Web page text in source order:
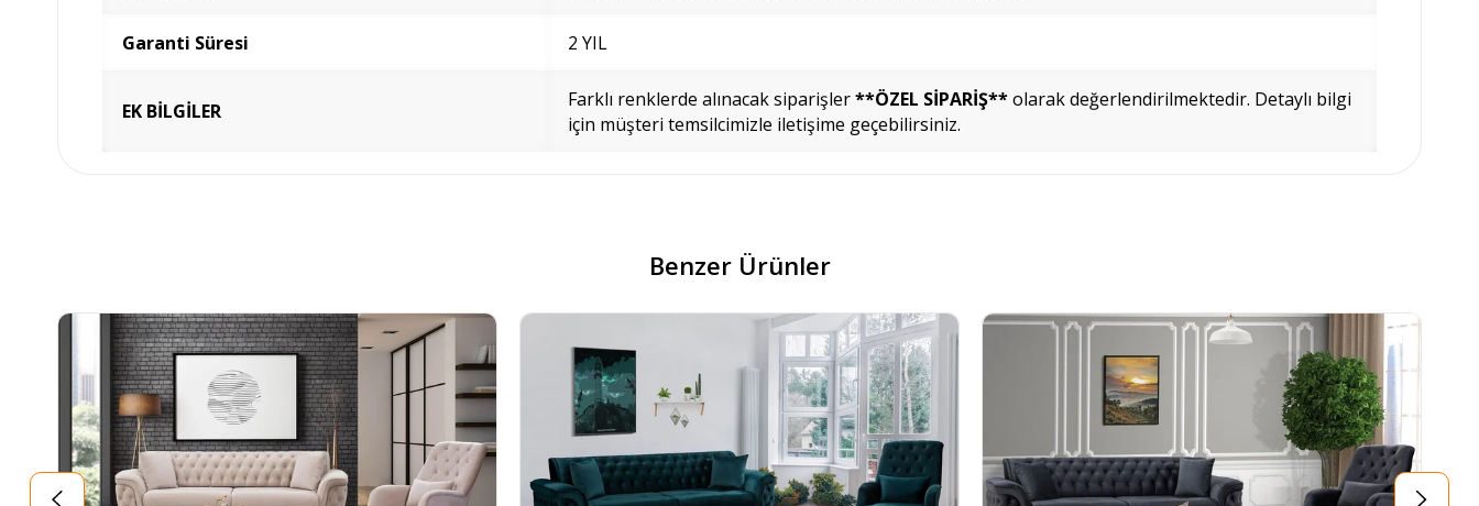
Garanti Süresi 2 YIL
EK BİLGİLER Farklı renklerde alınacak siparişler**ÖZEL SİPARİŞ**olarak değerlendirilmektedir. Detaylı bilgi
için müşteri temsilcimizle iletişime geçebilirsiniz.
Benzer Ürünler